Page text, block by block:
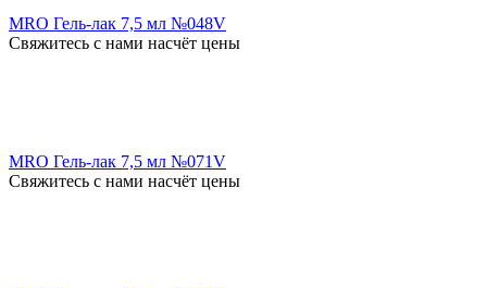
MRO Гель-лак 7,5 мл №048V
Свяжитесь с нами насчёт цены
MRO Гель-лак 7,5 мл №071V
Свяжитесь с нами насчёт цены